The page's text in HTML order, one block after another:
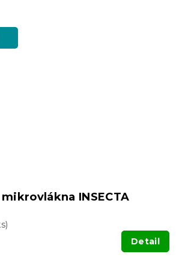
INSECTA
Detail